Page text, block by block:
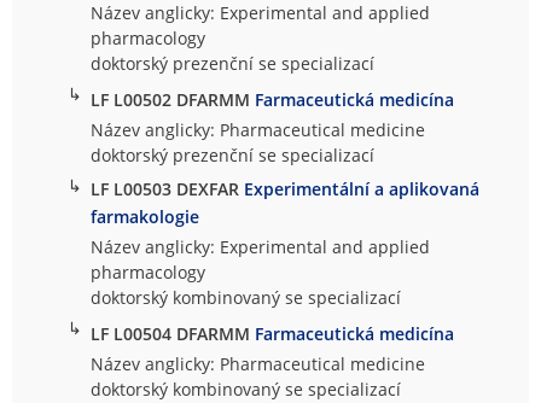
Název anglicky: Experimental and applied
pharmacology
doktorský prezenční se specializací
↳ LF L00502 DFARMM Farmaceutická medicína
Název anglicky: Pharmaceutical medicine
doktorský prezenční se specializací
↳ LF L00503 DEXFAR Experimentální a aplikovaná
farmakologie
Název anglicky: Experimental and applied
pharmacology
doktorský kombinovaný se specializací
↳ LF L00504 DFARMM Farmaceutická medicína
Název anglicky: Pharmaceutical medicine
doktorský kombinovaný se specializací